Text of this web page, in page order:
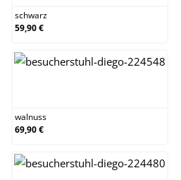
schwarz
59,90 €
walnuss
69,90 €